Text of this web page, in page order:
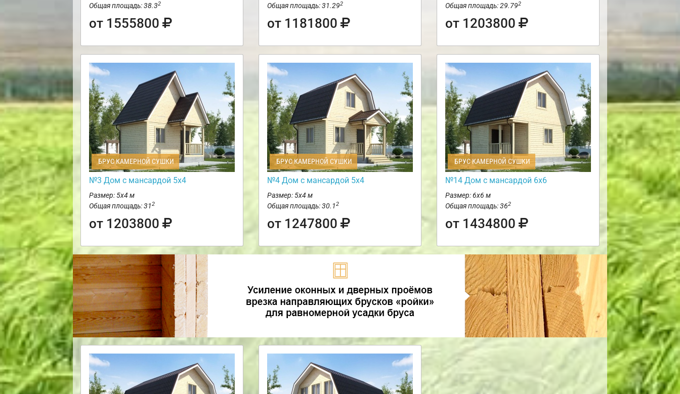
Общая площадь: 38.32
от 1555800
Общая площадь: 31.292
от 1181800
Общая площадь: 29.792
от 1203800
БРУС КАМЕРНОЙ СУШКИ
№3 Дом с мансардой 5х4
Размер: 5х4 м
Общая площадь: 312
от 1203800
БРУС КАМЕРНОЙ СУШКИ
№4 Дом с мансардой 5х4
Размер: 5х4 м
Общая площадь: 30.12
от 1247800
БРУС КАМЕРНОЙ СУШКИ
№14 Дом с мансардой 6х6
Размер: 6х6 м
Общая площадь: 362
от 1434800